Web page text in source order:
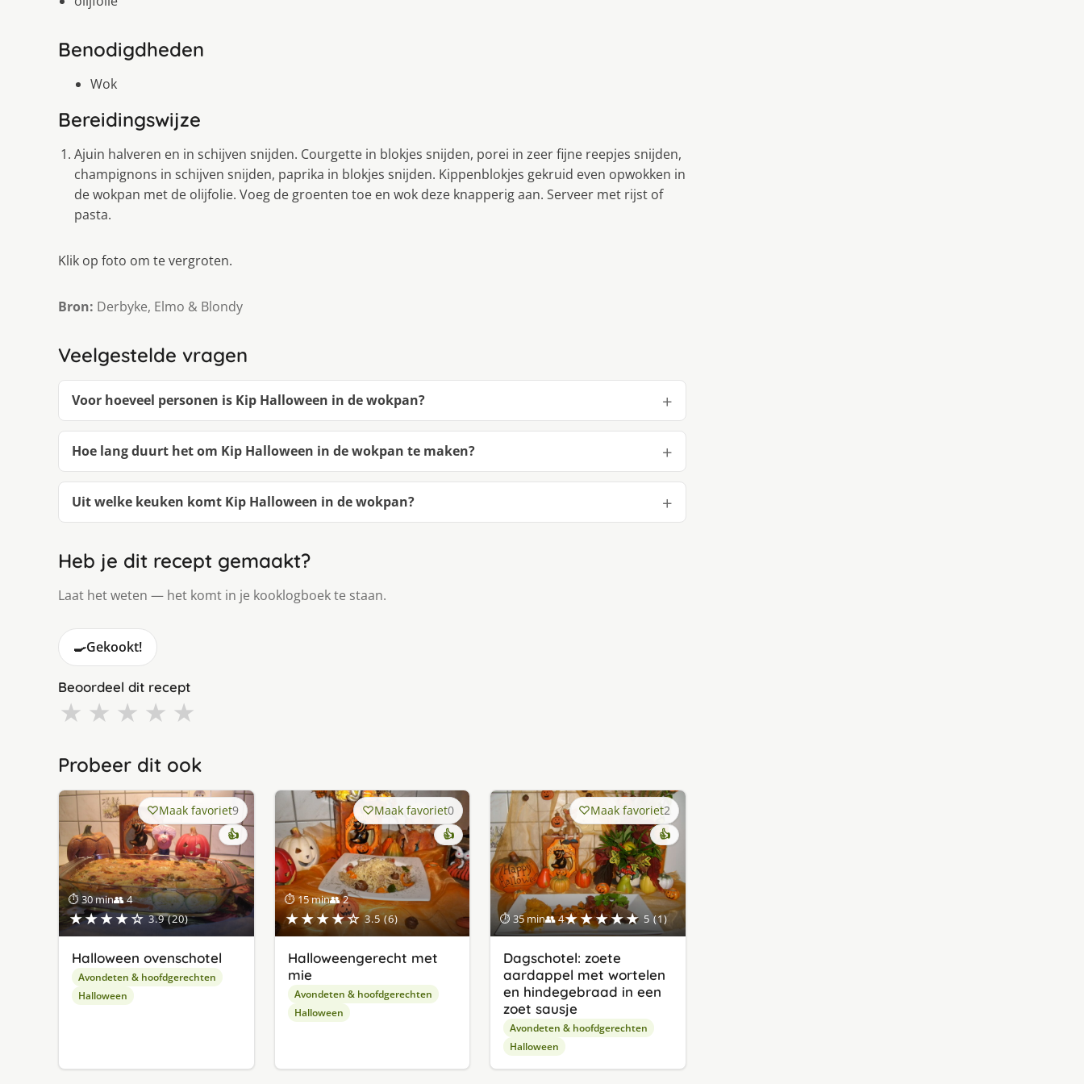
Benodigdheden
Wok
Bereidingswijze
Ajuin halveren en in schijven snijden. Courgette in blokjes snijden, porei in zeer fijne reepjes snijden,
champignons in schijven snijden, paprika in blokjes snijden. Kippenblokjes gekruid even opwokken in
de wokpan met de olijfolie. Voeg de groenten toe en wok deze knapperig aan. Serveer met rijst of
pasta.
Klik op foto om te vergroten.
Bron: Derbyke, Elmo & Blondy
Veelgestelde vragen
Voor hoeveel personen is Kip Halloween in de wokpan?
Hoe lang duurt het om Kip Halloween in de wokpan te maken?
Uit welke keuken komt Kip Halloween in de wokpan?
Heb je dit recept gemaakt?
Laat het weten — het komt in je kooklogboek te staan.
🍳Gekookt!
Beoordeel dit recept
★ ★ ★ ★ ★
Probeer dit ook
⏱ 30 min👥 4
★★★★☆ 3.9 (20)
Maak favoriet9
👍
Halloween ovenschotel
Avondeten & hoofdgerechten
Halloween
⏱ 15 min👥 2
★★★★☆ 3.5 (6)
Maak favoriet0
👍
Halloweengerecht met
mie
Avondeten & hoofdgerechten
Halloween
⏱ 35 min👥 4★★★★★ 5 (1)
Maak favoriet2
👍
Dagschotel: zoete
aardappel met wortelen
en hindegebraad in een
zoet sausje
Avondeten & hoofdgerechten
Halloween